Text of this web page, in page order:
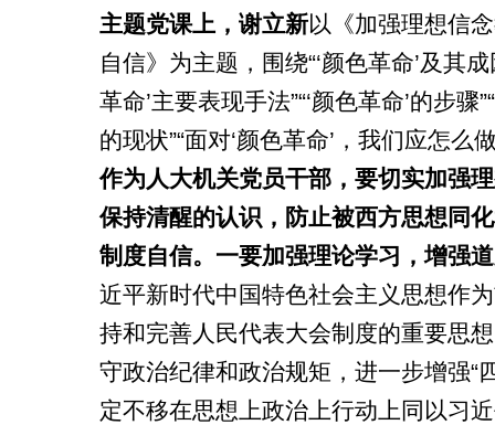
主题党课上，谢立新以《加强理想信
自信》为主题，围绕“‘颜色革命’及其
革命’主要表现手法”“‘颜色革命’的步骤
的现状”“面对‘颜色革命’，我们应怎
作为人大机关党员干部，要切实加强
保持清醒的认识，防止被西方思想同
制度自信。一要加强理论学习，增强
近平新时代中国特色社会主义思想作
持和完善人民代表大会制度的重要思
守政治纪律和政治规矩，进一步增强“
定不移在思想上政治上行动上同以习